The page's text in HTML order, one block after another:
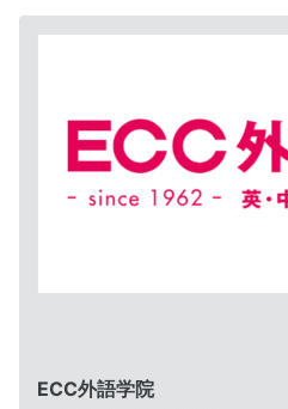
ECC外語学院